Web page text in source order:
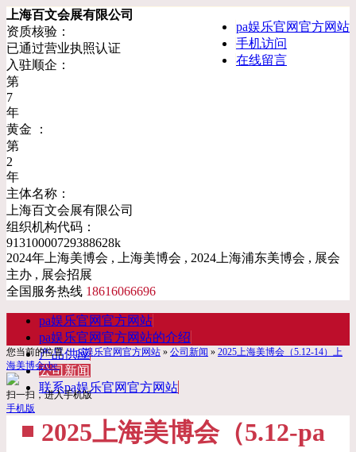
pa娱乐官网官方网站
手机访问
在线留言
上海百文会展有限公司
资质核验：
已通过营业执照认证
入驻顺企：
第
7
年
黄金 ：
第
2
年
主体名称：
上海百文会展有限公司
组织机构代码：
91310000729388628k
2024年上海美博会 , 上海美博会 , 2024上海浦东美博会 , 展会
主办 , 展会招展
全国服务热线 18616066696
pa娱乐官网官方网站
pa娱乐官网官方网站的介绍
产品供应
公司新闻
联系pa娱乐官网官方网站
您当前的位置：pa娱乐官网官方网站 » 公司新闻 » 2025上海美博会（5.12-14）上
海美博会cbe ​
扫一扫，进入手机版
手机版
2025上海美博会（5.12-pa